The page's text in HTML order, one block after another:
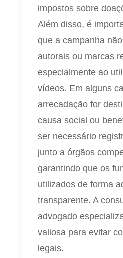
impostos sobre
Além disso, é
que a campanha
autorais ou marcas
especialmente ao
vídeos. Em alguns
arrecadação for
causa social ou
ser necessário
junto a órgãos
garantindo que os
utilizados de forma
transparente. A
advogado
valiosa para evitar
legais.